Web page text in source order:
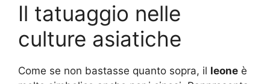
Il tatuaggio nelle
culture asiatiche
Come se non bastasse quanto sopra, il leone è